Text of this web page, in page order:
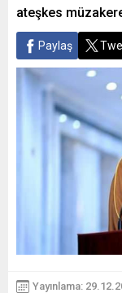
ateşkes
Paylaş
Yayınlama: